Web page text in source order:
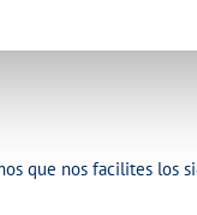
de fuga interior
que nos facilites